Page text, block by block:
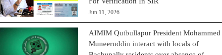
Jun 11, 2026
AIMIM Qutbullapur President Mohammed
Muneeruddin interact with locals of